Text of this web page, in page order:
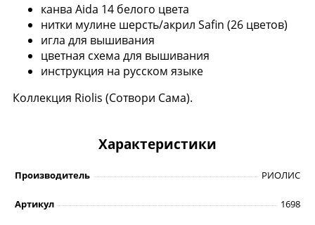
канва Aida 14 белого цвета
нитки мулине шерсть/акрил Safin (26 цветов)
игла для вышивания
цветная схема для вышивания
инструкция на русском языке
Коллекция Riolis (Сотвори Сама).
Характеристики
Производитель РИОЛИС
Артикул 1698